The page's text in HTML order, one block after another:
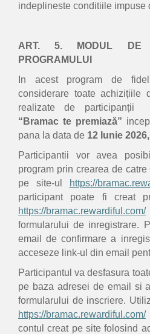
indeplineste conditiile impuse
ART. 5. MODUL DE
PROGRAMULUI
In acest program de
considerare toate achizițiile
realizate de participanții
“Bramac te premiază”
pana la data de 12 Iunie 2026,
Participantii vor avea
program prin crearea de
pe site-ul
https://
participant poate fi creat
https://bramac.rewardiful.com/
formularului de inregistrare.
email de confirmare a
acceseze link-ul din email
Participantul va desfasura
pe baza adresei de email si
formularului de inscriere.
https://bramac.rewardiful.com/
contul creat pe site folosind